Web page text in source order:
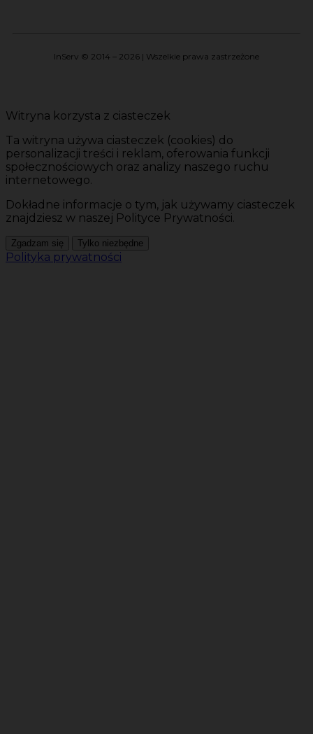
InServ © 2014 – 2026 | Wszelkie prawa zastrzeżone
Witryna korzysta z ciasteczek
Ta witryna używa ciasteczek (cookies) do
personalizacji treści i reklam, oferowania funkcji
społecznościowych oraz analizy naszego ruchu
internetowego.
Dokładne informacje o tym, jak używamy ciasteczek
znajdziesz w naszej Polityce Prywatności.
Zgadzam się Tylko niezbędne
Polityka prywatności